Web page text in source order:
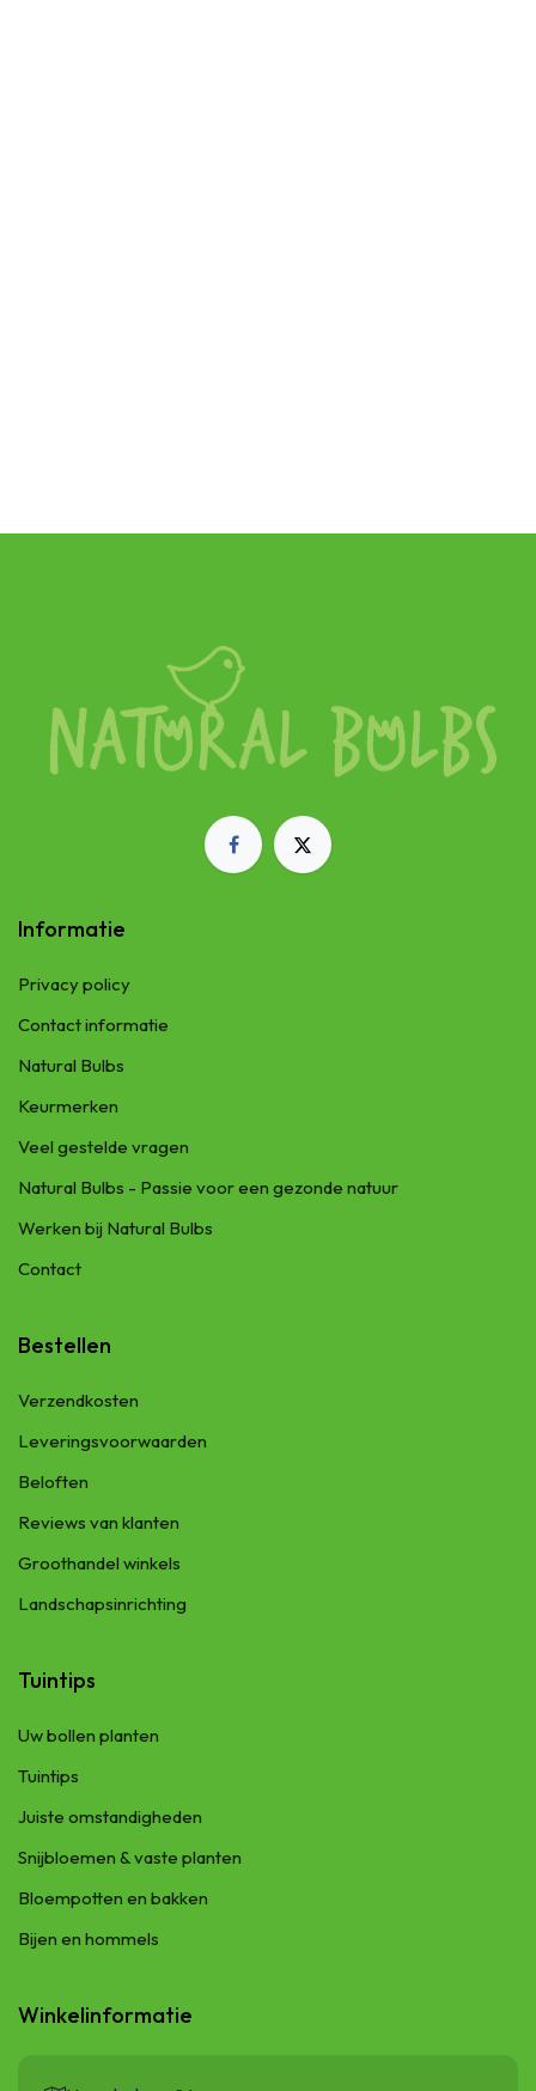
Informatie
Privacy policy
Contact informatie
Natural Bulbs
Keurmerken
Veel gestelde vragen
Natural Bulbs - Passie voor een gezonde natuur
Werken bij Natural Bulbs
Contact
Bestellen
Verzendkosten
Leveringsvoorwaarden
Beloften
Reviews van klanten
Groothandel winkels
Landschapsinrichting
Tuintips
Uw bollen planten
Tuintips
Juiste omstandigheden
Snijbloemen & vaste planten
Bloempotten en bakken
Bijen en hommels
Winkelinformatie